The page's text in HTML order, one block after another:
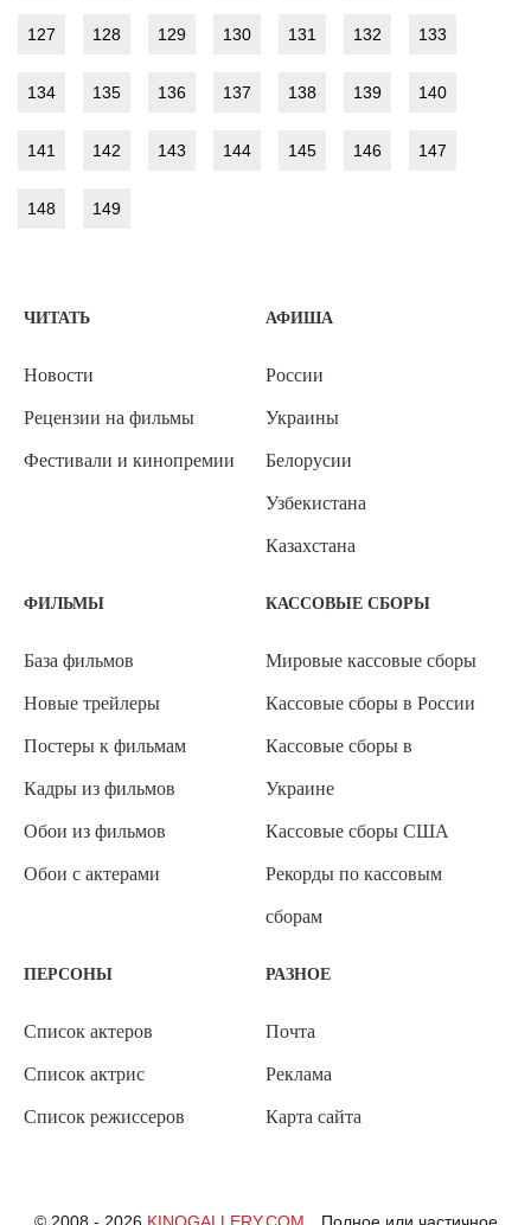
127 128 129 130 131 132 133
134 135 136 137 138 139 140
141 142 143 144 145 146 147
148 149
ЧИТАТЬ
Новости
Рецензии на фильмы
Фестивали и кинопремии
АФИША
России
Украины
Белорусии
Узбекистана
Казахстана
ФИЛЬМЫ
База фильмов
Новые трейлеры
Постеры к фильмам
Кадры из фильмов
Обои из фильмов
Обои с актерами
КАССОВЫЕ СБОРЫ
Мировые кассовые сборы
Кассовые сборы в России
Кассовые сборы в
Украине
Кассовые сборы США
Рекорды по кассовым
сборам
ПЕРСОНЫ
Список актеров
Список актрис
Список режиссеров
РАЗНОЕ
Почта
Реклама
Карта сайта